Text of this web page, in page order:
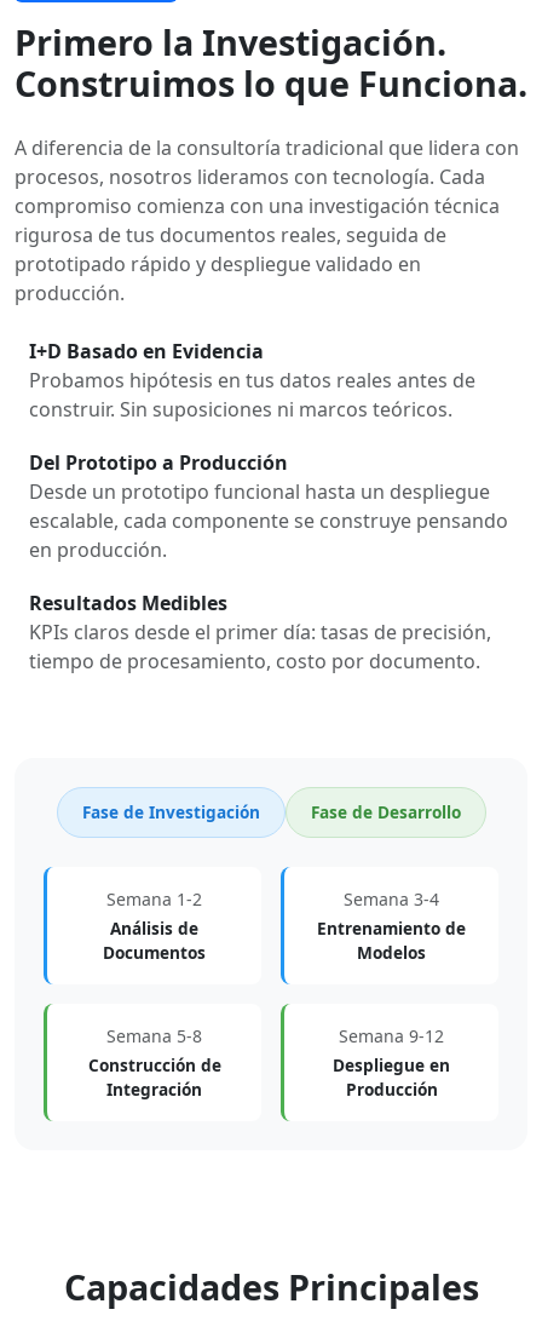
Primero la Investigación.
Construimos lo que Funciona.
A diferencia de la consultoría tradicional que lidera con
procesos, nosotros lideramos con tecnología. Cada
compromiso comienza con una investigación técnica
rigurosa de tus documentos reales, seguida de
prototipado rápido y despliegue validado en
producción.
I+D Basado en Evidencia
Probamos hipótesis en tus datos reales antes de
construir. Sin suposiciones ni marcos teóricos.
Del Prototipo a Producción
Desde un prototipo funcional hasta un despliegue
escalable, cada componente se construye pensando
en producción.
Resultados Medibles
KPIs claros desde el primer día: tasas de precisión,
tiempo de procesamiento, costo por documento.
Fase de Investigación Fase de Desarrollo
Semana 1-2
Análisis de
Documentos
Semana 3-4
Entrenamiento de
Modelos
Semana 5-8
Construcción de
Integración
Semana 9-12
Despliegue en
Producción
Capacidades Principales